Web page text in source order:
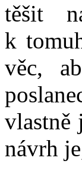
těšit
k
věc,
vlastně
návrh